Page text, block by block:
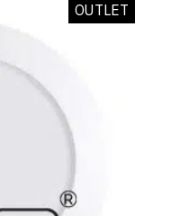
OUTLET